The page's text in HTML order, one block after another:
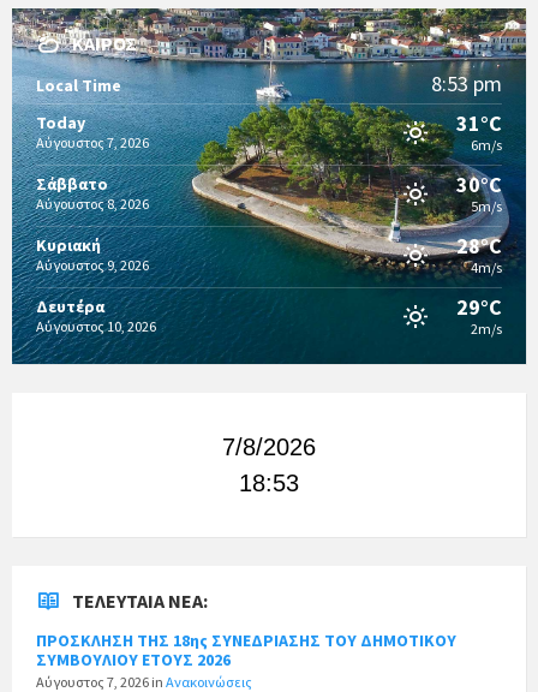
ΚΑΙΡΌΣ
Local Time 8:53 pm
Today
Αύγουστος 7, 2026
31°C
6m/s
Σάββατο
Αύγουστος 8, 2026
30°C
5m/s
Κυριακή
Αύγουστος 9, 2026
28°C
4m/s
Δευτέρα
Αύγουστος 10, 2026
29°C
2m/s
7/8/2026
18:53
ΤΕΛΕΥΤΑΊΑ ΝΈΑ:
ΠΡΟΣΚΛΗΣΗ ΤΗΣ 18ης ΣΥΝΕΔΡΙΑΣΗΣ ΤΟΥ ΔΗΜΟΤΙΚΟΥ
ΣΥΜΒΟΥΛΙΟΥ ΕΤΟΥΣ 2026
Αύγουστος 7, 2026 in Ανακοινώσεις